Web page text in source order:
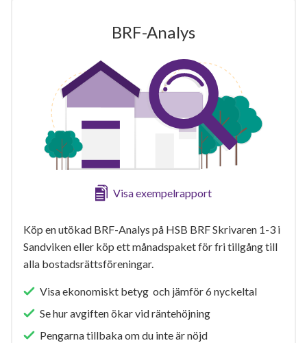
BRF-Analys
Visa exempelrapport
Köp en utökad BRF-Analys på HSB BRF Skrivaren 1-3 i
Sandviken eller köp ett månadspaket för fri tillgång till
alla bostadsrättsföreningar.
Visa ekonomiskt betyg och jämför 6 nyckeltal
Se hur avgiften ökar vid räntehöjning
Pengarna tillbaka om du inte är nöjd